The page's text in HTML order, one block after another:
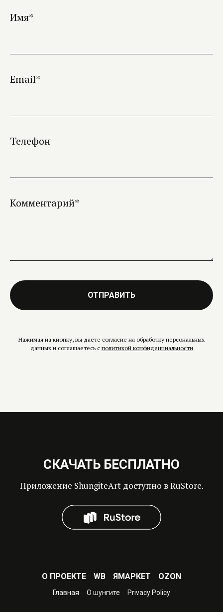
Имя*
Email*
Телефон
Комментарий*
ОТПРАВИТЬ
Нажимая на кнопку, вы даете согласие на обработку персональных
данных и соглашаетесь c политикой конфиденциальности
СКАЧАТЬ БЕСПЛАТНО
Приложение ShungiteArt доступно в RuStore.
О ПРОЕКТЕ WB ЯМАРКЕТ OZON
Главная О шунгите Privacy Policy